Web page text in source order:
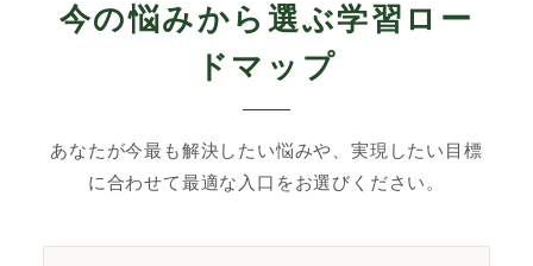
今の悩みから選ぶ学習ロー
ドマップ
あなたが今最も解決したい悩みや、実現したい目標
に合わせて最適な入口をお選びください。